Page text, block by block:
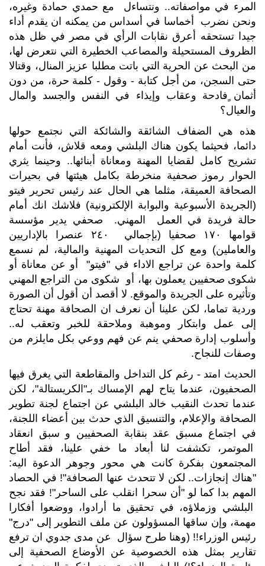
المرء في مواصفاته.. ونتساءل مع حمدي حمادة وغيره،
ونحن نضرب أخماسا في أسداس من يمكنه ان يقدم أداء
جيدا تستحقه أعرق نقابات الرأي في مصر في ظل هذه
الظروف المستحيلة والمصاعب الخطيرة التي نتعرض لها،
من البحث عن الحرية التي باتت مطلبا عزيز المنال، وقتالا
حتى السجن، من أجل كتابة - وقول - كلمة حرة، من دون
أثمان ٍفادحة وعقاب وإيذاء في النفس والجسد والمال
والعيال؟
هذه هي الضفاف الشائقة والشائكة التي نجتمع حولها
دائما، فحيثما يكون هناك البلشي ومعه قلاش، فأنت أمام
تشريح كامل لقضايا المهنة ومعاناة أبنائها.. وحينما يثري
الحوار رموز صحفية منخرطة بكامل هيئتها في بحيرات
الصحافة العميقة، مثلما هي الحال عند رئيس تحرير فيتو
(الجريدة الأسبوعية والبوابة الإلكترونية) فلاشك انك أمام
حالة فريدة في العمل المهني. صحفي يدير مؤسسة
قوامها ١٧٠ صحفيا (بإجمالي ٢٤٠ عنصرا بالإداريين
والعاملين) ومع كل التحديات المهنية والمالية، لم نسمع
كلمة واحدة عن تراجع الاداء في "فيتو" أو عن معاناة أو
شكوى صحفيين يعملون بها، أو شكوى من التراجع المهني
وتأثيره على الجريدة والموقع. لا أقصد أن أقول أن الصورة
وردية تماما، لكن علينا أن نعرف ان الصحافة مهنة تحتاج
إلى عمل وابتكار وموهبة وملاحقة للخبر وتعقب له..
وأسلوب إدارة صحفي ينم عن فهم ووعي بكل مايلزم من
وصفات للنجاح.
الحديث امتد - رغم كل التداخل والمقاطعة التي يغرق فيها
الصحفيون، عندما يتاح لهم الإمساك بـ"الكريستالة"، لكن
عندما تحدث النقيب خالد البلشي عن اجتماع لجنة تطوير
الصحافة والإعلام، والتنسيق الذي حدث بين أعضاء اللجنة،
في اجتماع مسبق عقد بنقابة الصحفيين و سبق انعقاد
الموتمر، تكشفت لنا أبعاد ما خفي علينا، فقد أطاح
المجتمعون بفكرة كانت هي محور وجوهر الدعوة اليه:
"هناك إنجازات.. لكن لا تتحدث عنها الصحافة"! في الحصاد
المهم بدا كما لو "أن سحرا انقلب على الساحر"! فقد نجح
البلشي وزملاؤه، في تحقيق ما أرادوا، ووضعوا أفكارا
مهمة، وإن ساقها المسؤولون عن ملف التطوير إلى "درج"
رئيس الوزراء!! (وهنا طرح سؤال عن مدى جدوي ان ترفع
تقارير بمثل هذه الخصوصية عن الأوضاع الصحفية إلى